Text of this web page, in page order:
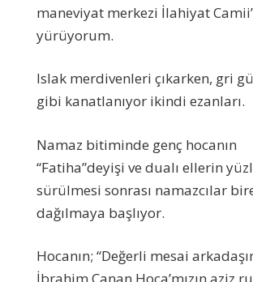
maneviyat merkezi İlahiyat
yürüyorum.
Islak merdivenleri çıkarken, gri
gibi kanatlanıyor ikindi ezanları.
Namaz bitiminde genç hocanın
“Fatiha”deyişi ve dualı ellerin
sürülmesi sonrası namazcılar
dağılmaya başlıyor.
Hocanın; “Değerli mesai